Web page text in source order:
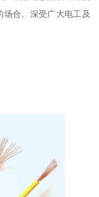
合。深受广大电工及